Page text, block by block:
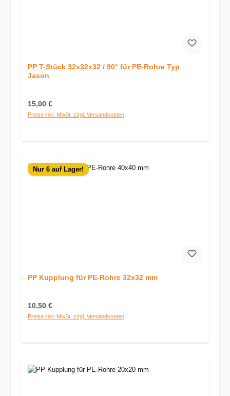
PP T-Stück 32x32x32 / 90° für PE-Rohre Typ
Jason
Regulärer Preis:
15,00 €
Preise inkl. MwSt. zzgl. Versandkosten
Nur 6 auf Lager!
PP Kupplung für PE-Rohre 32x32 mm
Regulärer Preis:
10,50 €
Preise inkl. MwSt. zzgl. Versandkosten